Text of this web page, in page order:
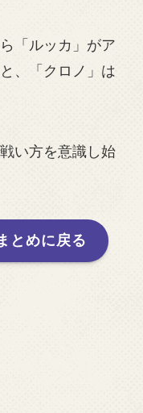
「ルッカ」がア
、「クロノ」は
い方を意識し始
とめに戻る